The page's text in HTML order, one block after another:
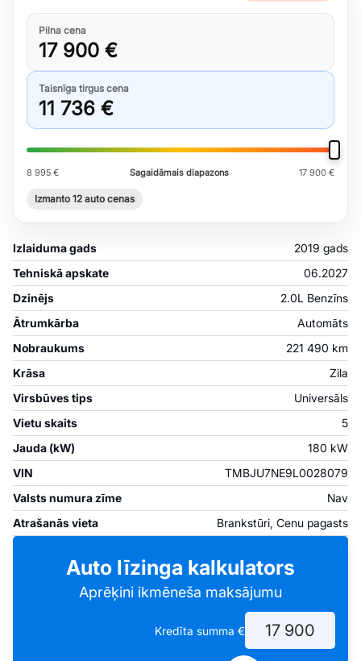
Pilna cena
17 900 €
Taisnīga tirgus cena
11 736 €
8 995 € Sagaidāmais diapazons 17 900 €
Izmanto 12 auto cenas
Izlaiduma gads
2019 gads
Tehniskā apskate
06.2027
Dzinējs
2.0L Benzīns
Ātrumkārba
Automāts
Nobraukums
221 490 km
Krāsa
Zila
Virsbūves tips
Universāls
Vietu skaits
5
Jauda (kW)
180 kW
VIN
TMBJU7NE9L0028079
Valsts numura zīme
Nav
Atrašanās vieta
Brankstūri, Cenu pagasts
Auto līzinga kalkulators
Aprēķini ikmēneša maksājumu
Kredīta summa €